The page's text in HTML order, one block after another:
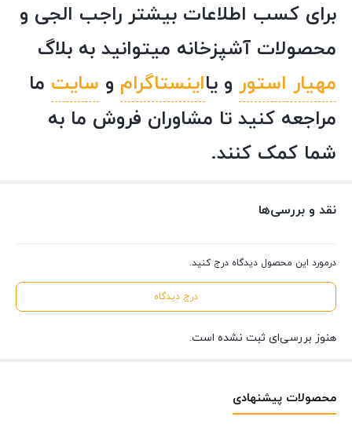
برای کسب اطلاعات بیشتر راجب الجی و
محصولات آشپزخانه میتوانید به بلاگ
مهیار استور و یااینستاگرام و سایت ما
مراجعه کنید تا مشاوران فروش ما به
شما کمک کنند.
نقد و بررسی‌ها
درمورد این محصول دیدگاه درج کنید.
درج دیدگاه
هنوز بررسی‌ای ثبت نشده است.
محصولات پیشنهادی